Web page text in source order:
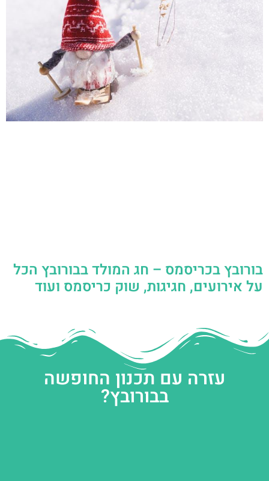
בורובץ בכריסמס – חג המולד בבורובץ הכל
על אירועים, חגיגות, שוק כריסמס ועוד
עזרה עם תכנון החופשה
בבורובץ?